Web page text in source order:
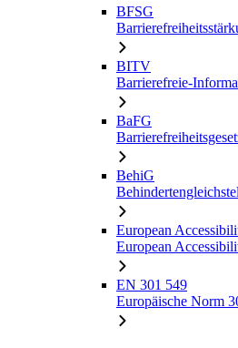
BFSG
BITV
Barrierefreie-
BaFG
BehiG
European
European
EN 301 549
Europäische Norm